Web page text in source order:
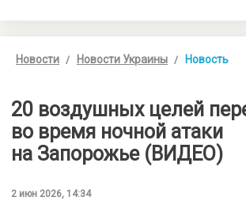
Новости Новости Украины Новость
20 воздушных целей
во время ночной атаки
на Запорожье (ВИДЕО)
2 июн 2026, 14:34